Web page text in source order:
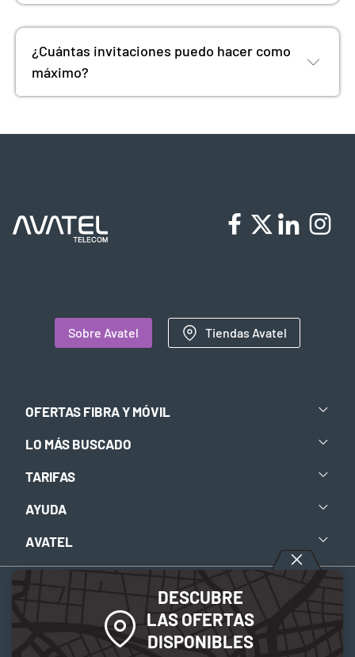
DESCUBRE
LAS OFERTAS
DISPONIBLES
¿Cuántas invitaciones puedo hacer como
máximo?
Sobre Avatel Tiendas Avatel
OFERTAS FIBRA Y MÓVIL
LO MÁS BUSCADO
TARIFAS
AYUDA
AVATEL
Política de privacidad-Política de Cookies
© 2026 Avatel Telecom. Todos los derechos reservados.